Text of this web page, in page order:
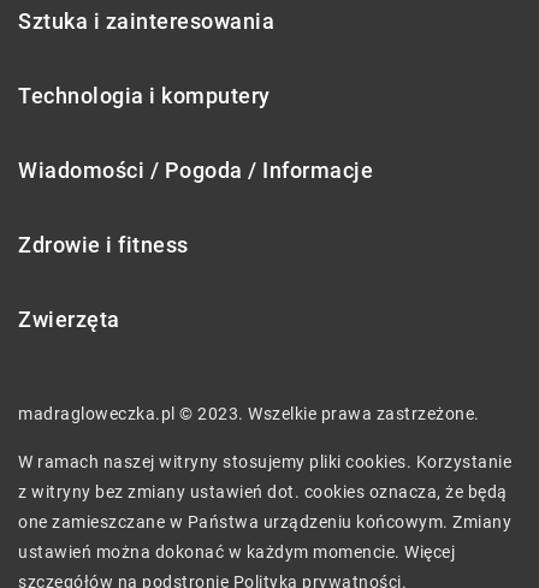
Sztuka i zainteresowania
Technologia i komputery
Wiadomości / Pogoda / Informacje
Zdrowie i fitness
Zwierzęta
madragloweczka.pl © 2023. Wszelkie prawa zastrzeżone.
W ramach naszej witryny stosujemy pliki cookies. Korzystanie
z witryny bez zmiany ustawień dot. cookies oznacza, że będą
one zamieszczane w Państwa urządzeniu końcowym. Zmiany
ustawień można dokonać w każdym momencie. Więcej
szczegółów na podstronie Polityka prywatności.